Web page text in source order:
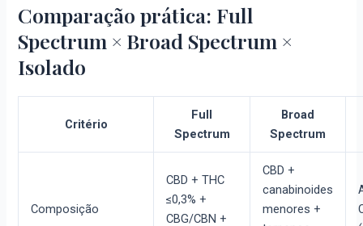
Comparação prática: Full
Spectrum × Broad Spectrum ×
Isolado
Critério
Full
Spectrum
Broad
Spectrum
Composição
CBD + THC
≤0,3% +
CBG/CBN +
CBD +
canabinoides
menores +